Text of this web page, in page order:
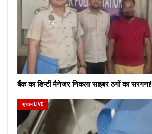
बैंक का डिप्टी मैनेजर निकला साइबर ठगों का सरगना!
क्राइम LIVE